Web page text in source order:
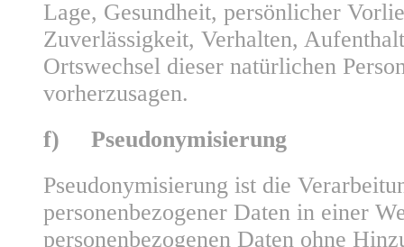
Lage, Gesundheit, persönlicher
Zuverlässigkeit, Verhalten,
Ortswechsel dieser natürlichen
vorherzusagen.
f) Pseudonymisierung
Pseudonymisierung ist die
personenbezogener Daten in einer
personenbezogenen Daten ohne